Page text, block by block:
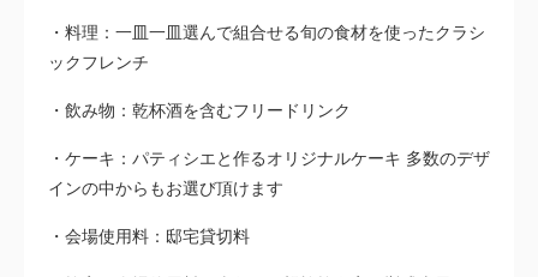
料理：一皿一皿選んで組合せる旬の食材を使ったクラシ
ックフレンチ
飲み物：乾杯酒を含むフリードリンク
ケーキ：パティシエと作るオリジナルケーキ 多数のデザ
インの中からもお選び頂けます
会場使用料：邸宅貸切料